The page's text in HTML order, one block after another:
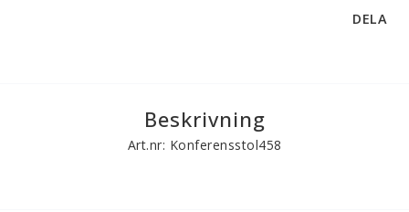
DELA
Beskrivning
Art.nr: Konferensstol458